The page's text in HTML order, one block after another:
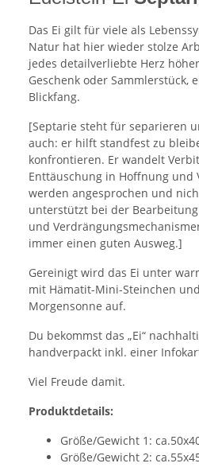
Das Ei gilt für viele als
Natur hat hier wieder stolze
jedes detailverliebte Herz
Geschenk oder Sammlerstück,
Blickfang.
[Septarie steht für separieren
auch: er hilft standfest zu
konfrontieren. Er wandelt
Enttäuschung in Hoffnung und
werden angesprochen und
unterstützt bei der
und
immer einen guten Ausweg.]
Gereinigt wird das Ei unter
mit Hämatit-Mini-Steinchen
Morgensonne auf.
Du bekommst das „Ei“
handverpackt inkl. einer
Viel Freude damit.
Produktdetails:
Größe/Gewicht 1:
Größe/Gewicht 2: